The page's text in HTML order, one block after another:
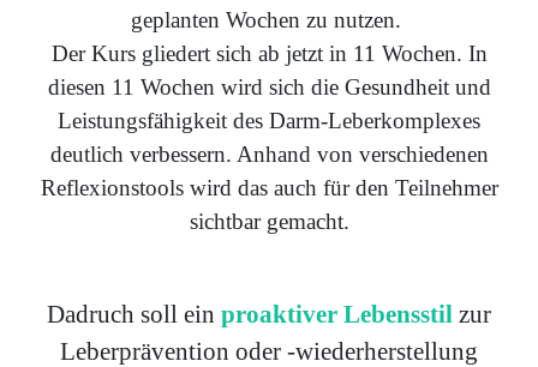
geplanten Wochen zu nutzen.
Der Kurs gliedert sich ab jetzt in 11 Wochen. In
diesen 11 Wochen wird sich die Gesundheit und
Leistungsfähigkeit des Darm-Leberkomplexes
deutlich verbessern. Anhand von verschiedenen
Reflexionstools wird das auch für den Teilnehmer
sichtbar gemacht.
Dadruch soll ein proaktiver Lebensstil zur
Leberprävention oder -wiederherstellung